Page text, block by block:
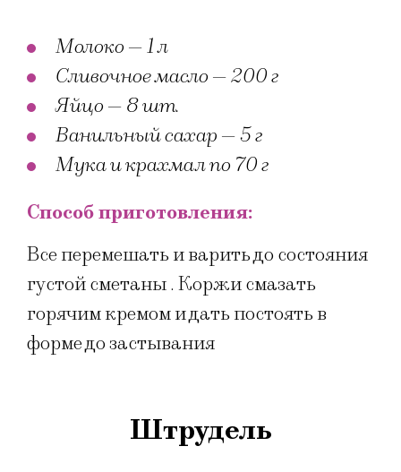
Молоко — 1 л
Сливочное масло — 200 г
Яйцо — 8 шт.
Ванильный сахар — 5 г
Мука и крахмал по 70 г
Способ приготовления:
Все перемешать и варить до состояния
густой сметаны . Коржи смазать
горячим кремом и дать постоять в
форме до застывания
Штрудель